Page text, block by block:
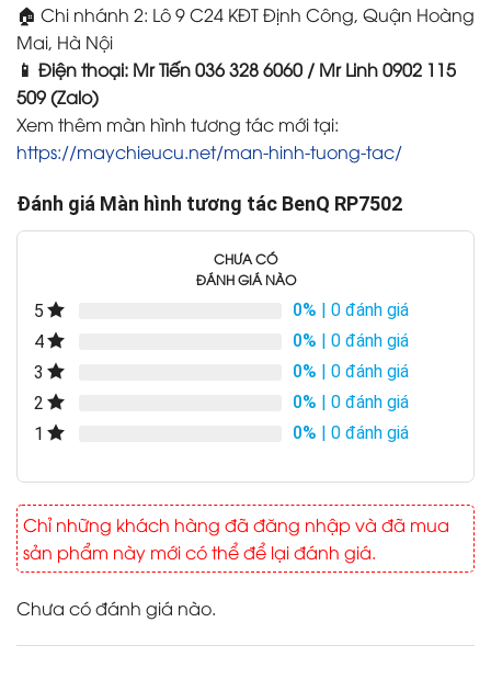
🏠 Chi nhánh 2: Lô 9 C24 KĐT Định Công, Quận Hoàng
Mai, Hà Nội
📱 Điện thoại: Mr Tiến 036 328 6060 / Mr Linh 0902 115
509 (Zalo)
Xem thêm màn hình tương tác mới tại:
https://maychieucu.net/man-hinh-tuong-tac/
Đánh giá Màn hình tương tác BenQ RP7502
CHƯA CÓ
ĐÁNH GIÁ NÀO
5 0% | 0 đánh giá
4
0% | 0 đánh giá
3
0% | 0 đánh giá
2
0% | 0 đánh giá
1
0% | 0 đánh giá
Chỉ những khách hàng đã đăng nhập và đã mua
sản phẩm này mới có thể để lại đánh giá.
Chưa có đánh giá nào.